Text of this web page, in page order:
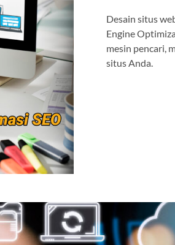
Desain situs
Engine
mesin pencari,
situs Anda.